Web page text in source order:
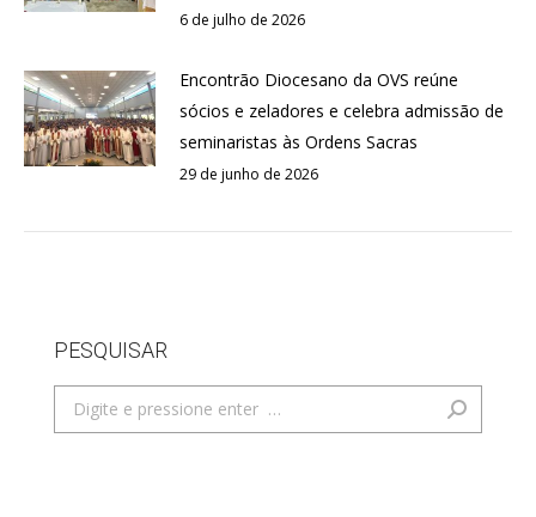
6 de julho de 2026
Encontrão Diocesano da OVS reúne
sócios e zeladores e celebra admissão de
seminaristas às Ordens Sacras
29 de junho de 2026
PESQUISAR
Search: